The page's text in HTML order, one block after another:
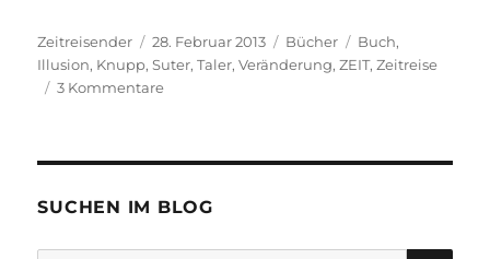
Autor
Zeitreisender
Veröffentlicht
am
28. Februar 2013 Kategorien
Bücher Schlagwörter
Buch,
Illusion, Knupp,Suter,Taler,Veränderung,ZEIT,Zeitreise
3 Kommentarezu
die
SUCHEN IM BLOG